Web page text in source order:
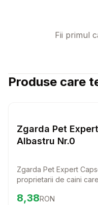
Fii primul
Produse care
Zgarda Pet
Albastru Nr.0
Zgarda Pet Expert
proprietarii de caini
ofera confort maxim si
Preț:8.38
8,38RON